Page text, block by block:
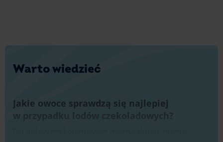
Warto wiedzieć
Jakie owoce sprawdzą się najlepiej
w przypadku lodów czekoladowych?